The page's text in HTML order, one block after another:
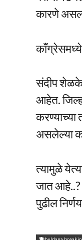
कारणे
संदीप शेळके
आहेत.
करण्याच्या
असलेल्या
त्यामुळे
जात आहे..?
पुढील